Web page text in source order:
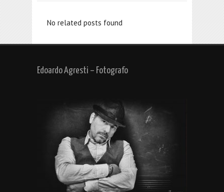
No related posts found
Edoardo Agresti – Fotografo